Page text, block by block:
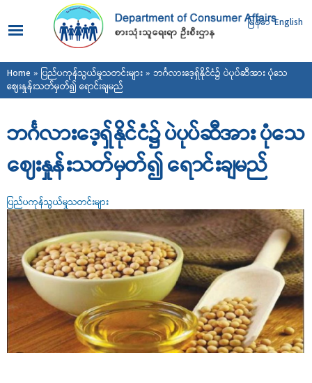
main
content
မြန်မာ English
You are here
Home » ပြည်ပကုန်သွယ်မှုသတင်းများ» ဘင်္ဂလားဒေ့ရှ်နိုင်ငံ၌ ပဲပုပ်ဆီအား ပုံသေ
ဈေးနှုန်းသတ်မှတ်၍ ရောင်းချမည်
ဘင်္ဂလားဒေ့ရှ်နိုင်ငံ၌ ပဲပုပ်ဆီအား ပုံသေ
ဈေးနှုန်းသတ်မှတ်၍ ရောင်းချမည်
ပြည်ပကုန်သွယ်မှုသတင်းများ